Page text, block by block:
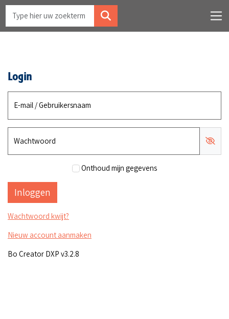
Login
E-mail / Gebruikersnaam
Wachtwoord
Onthoud mijn gegevens
Wachtwoord kwijt?
Nieuw account aanmaken
Bo Creator DXP v3.2.8